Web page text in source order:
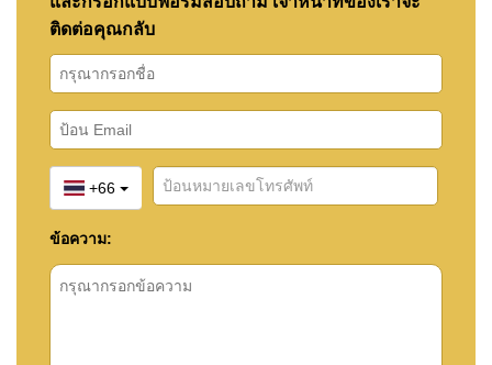
📲 WhatsApp: +66 807 945 904
💬 LINE ID: @cornerstonepattaya
📞 +66 (0)38 411250
info@cornerstone.co.th
หากทรัพย์นี้ยังไม่ตรงกับความต้องการของคุณ สมัคร
Property Alertฟรี แล้วเราจะแจ้งเตือนทันทีที่มีทรัพย์
ติดต่อคุณกลับ
+66
ข้อความ: